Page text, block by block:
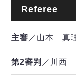
Referee
主審 ／山本 真
第2審判 ／川西